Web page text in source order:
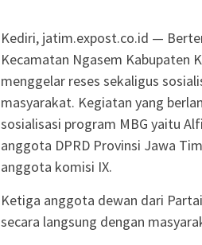
Kediri, jatim.expost.co.id —
Kecamatan Ngasem Kabupaten
menggelar reses sekaligus
masyarakat. Kegiatan yang
sosialisasi program MBG yaitu
anggota DPRD Provinsi Jawa
anggota komisi IX.
Ketiga anggota dewan dari
secara langsung dengan